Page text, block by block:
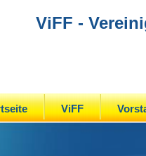
ViFF -
ViFF